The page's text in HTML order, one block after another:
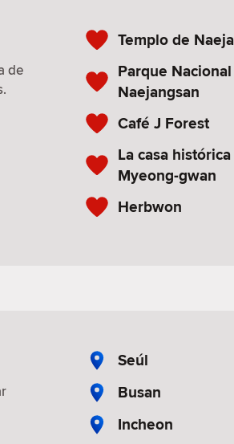
de
Templo de
Parque
Naejangsan
Café J Forest
La casa
Myeong-gwan
Herbwon
Seúl
Busan
Incheon